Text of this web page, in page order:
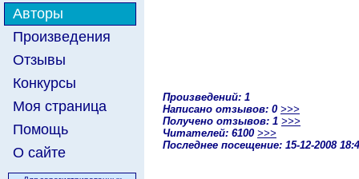
Авторы
Произведения
Отзывы
Конкурсы
Моя страница
Помощь
О сайте
Произведений: 1
Написано отзывов: 0 >>>
Получено отзывов: 1 >>>
Читателей: 6100 >>>
Последнее посещение: 15-12-2008